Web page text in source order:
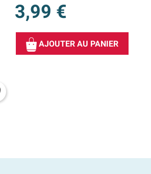
3,99 €
AJOUTER AU PANIER